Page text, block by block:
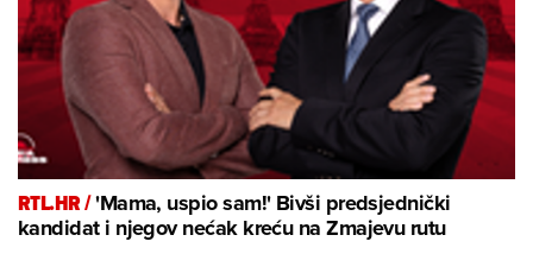
RTL.HR /'Mama, uspio sam!' Bivši predsjednički
kandidat i njegov nećak kreću na Zmajevu rutu